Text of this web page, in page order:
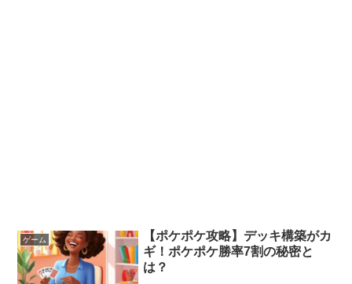
ゲーム
【ポケポケ攻略】デッキ構築がカ
ギ！ポケポケ勝率7割の秘密と
は？